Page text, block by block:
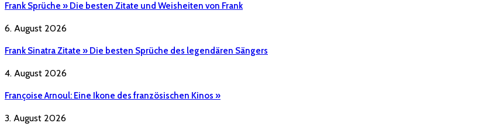
Frank Sprüche » Die besten Zitate und Weisheiten von Frank
6. August 2026
Frank Sinatra Zitate » Die besten Sprüche des legendären Sängers
4. August 2026
Françoise Arnoul: Eine Ikone des französischen Kinos »
3. August 2026